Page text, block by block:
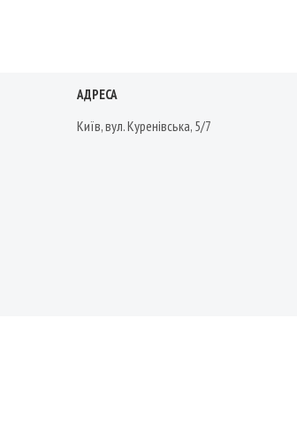
АДРЕСА
Київ, вул. Куренівська, 5/7